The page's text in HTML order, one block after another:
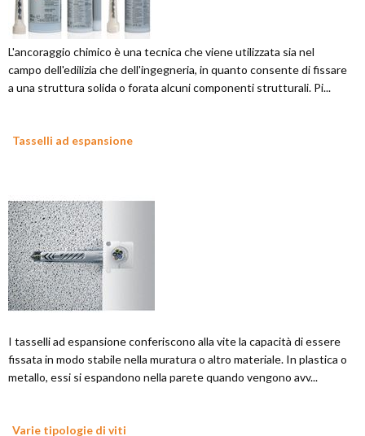
L'ancoraggio chimico è una tecnica che viene utilizzata sia nel
campo dell'edilizia che dell'ingegneria, in quanto consente di fissare
a una struttura solida o forata alcuni componenti strutturali. Pi...
Tasselli ad espansione
I tasselli ad espansione conferiscono alla vite la capacità di essere
fissata in modo stabile nella muratura o altro materiale. In plastica o
metallo, essi si espandono nella parete quando vengono avv...
Varie tipologie di viti